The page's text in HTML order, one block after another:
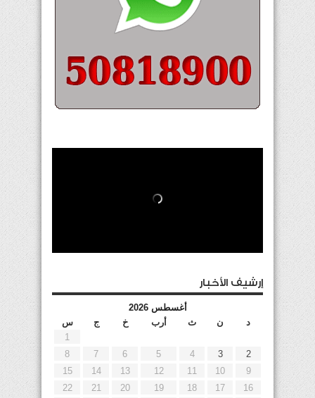
إرشيف الأخبار
أغسطس 2026
د
ن ث أرب خ ج
س
1
2
3
4
5
6
7
8
9
10
11
12
13
14
15
16
17
18
19
20
21
22